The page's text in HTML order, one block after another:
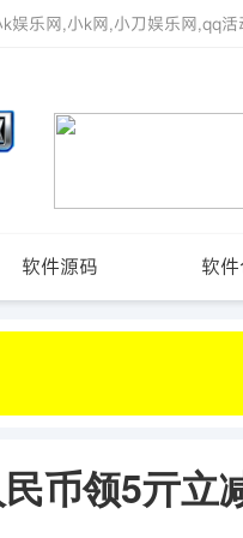
娱乐网,小k网,小刀娱乐网,qq
软件源码 软
币领5亓立